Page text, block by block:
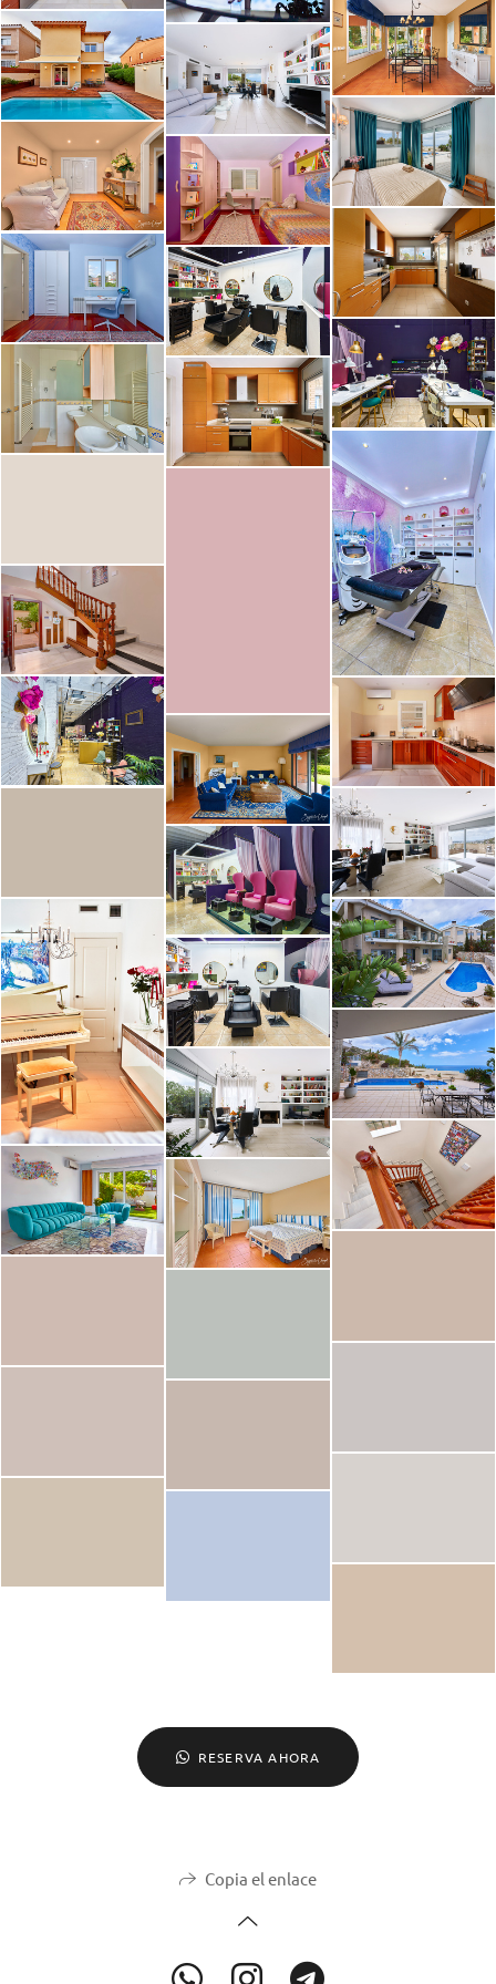
RESERVA AHORA
Copia el enlace